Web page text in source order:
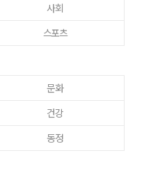
사회
스포츠
문화
건강
동정